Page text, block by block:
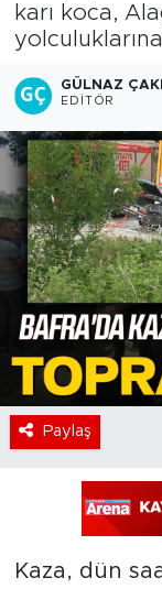
karı koca,
GÜLNAZ
EDITÖR
Paylaş
Kaza, dün
Haber